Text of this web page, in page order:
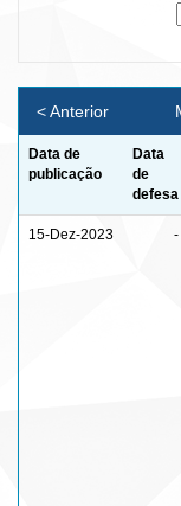
< Anterior
Data de
publicação
Data
de
defesa
15-Dez-2023 -